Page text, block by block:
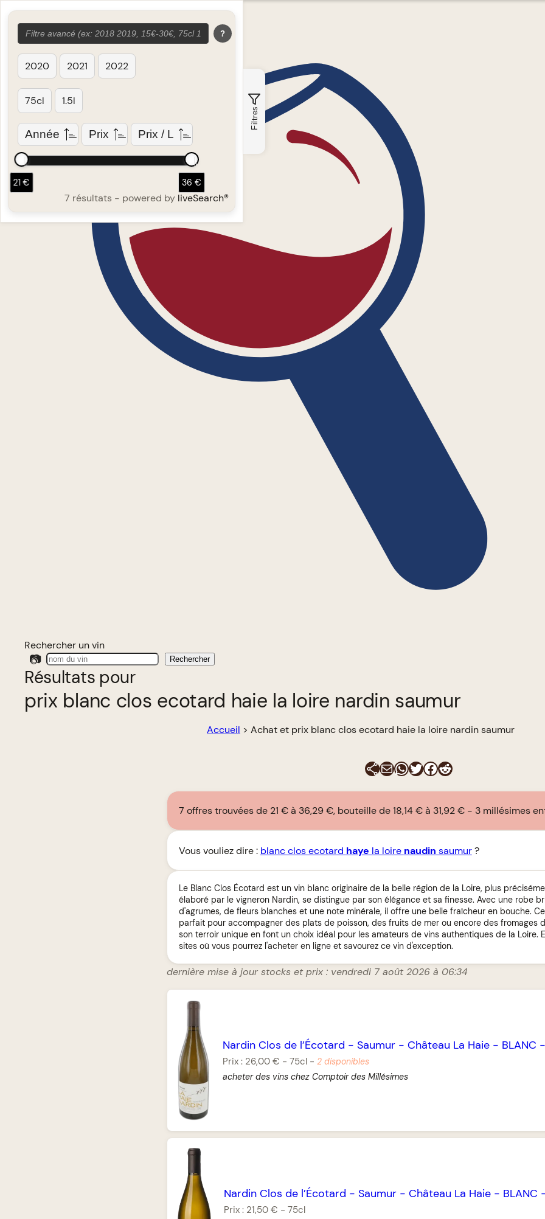
Rechercher un vin
📷 Rechercher
Résultats pour
prix blanc clos ecotard haie la loire nardin saumur
Accueil > Achat et prix blanc clos ecotard haie la loire nardin saumur
E-mailWhatsApp
Twitter
Facebook
Reddit
7 offres trouvées de 21 € à 36,29 €, bouteille de 18,14 € à 31,92 € 3 millésimes
Vous vouliez dire : blanc clos ecotard haye la loire naudin saumur?
Le Blanc Clos Écotard est un vin blanc originaire de la belle région de la Loire, plus
élaboré par le vigneron Nardin, se distingue par son élégance et sa finesse. Avec une robe
d'agrumes, de fleurs blanches et une note minérale, il offre une belle fraîcheur en bouche.
parfait pour accompagner des plats de poisson, des fruits de mer ou encore des fromages
son terroir unique en font un choix idéal pour les amateurs de vins authentiques de la Loire.
sites où vous pourrez l'acheter en ligne et savourez ce vin d'exception.
dernière mise à jour stocks et prix : vendredi 7 août 2026 à 06:34
Nardin Clos de l’Écotard - Saumur- Château La Haie- BLANC -
Prix : 26,00 € - 75cl- 2 disponibles
acheter des vins chez Comptoir des Millésimes
Nardin Clos de l’Écotard -Saumur - Château La Haie - BLANC
Prix : 21,50 € -75cl
?
7 résultats - powered by liveSearch®
2020 2021 2022
75cl 1.5l
21 € 36 €
Année Prix Prix / L
Filtres